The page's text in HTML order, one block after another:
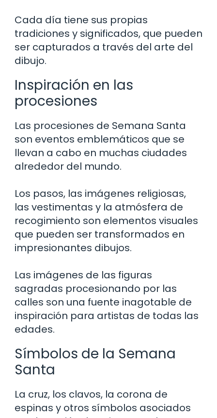
Cada día tiene sus propias
tradiciones y significados, que pueden
ser capturados a través del arte del
dibujo.
Inspiración en las
procesiones
Las procesiones de Semana Santa
son eventos emblemáticos que se
llevan a cabo en muchas ciudades
alrededor del mundo.
Los pasos, las imágenes religiosas,
las vestimentas y la atmósfera de
recogimiento son elementos visuales
que pueden ser transformados en
impresionantes dibujos.
Las imágenes de las figuras
sagradas procesionando por las
calles son una fuente inagotable de
inspiración para artistas de todas las
edades.
Símbolos de la Semana
Santa
La cruz, los clavos, la corona de
espinas y otros símbolos asociados